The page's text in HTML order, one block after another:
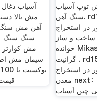
آسیاب ذغال
آهن مش
مش
سیمان مش
توپ آسیاب
سنگ آهن. rd15 1 5 تن سنگ
در استخراج
ساخت و ساز
خوانده Mikasa crusherpanies
گرانیت . rd15 1 5 تن سنگ
در استخراج
معدن next：معدن برای فروش